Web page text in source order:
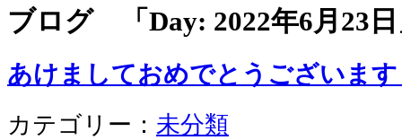
ブログ 「Day: 2022年6月23日
あけましておめでとうございま
カテゴリー： 未分類